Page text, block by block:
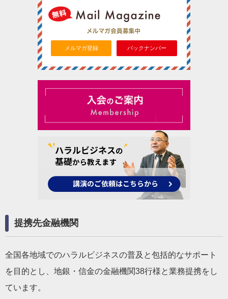
メルマガ登録 バックナンバー
提携先金融機関
全国各地域でのハラルビジネスの普及と包括的なサポート
を目的とし、地銀・信金の金融機関38行様と業務提携をし
ています。